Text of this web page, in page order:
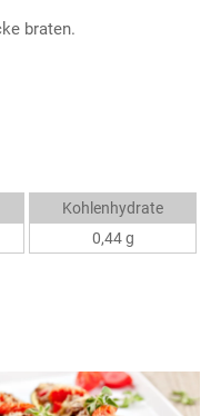
braten.
Kohlenhydrate
0,44 g